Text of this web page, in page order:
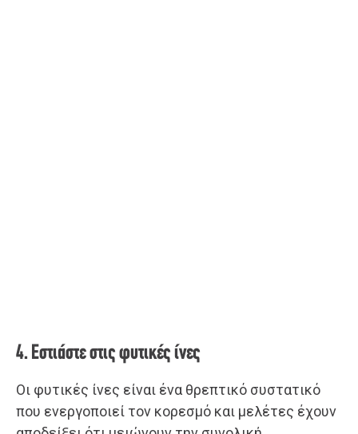
4. Εστιάστε στις φυτικές ίνες
Οι φυτικές ίνες είναι ένα θρεπτικό συστατικό
που ενεργοποιεί τον κορεσμό και μελέτες έχουν